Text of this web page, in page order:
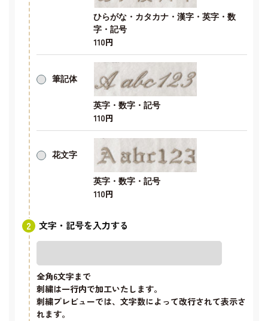
ひらがな・カタカナ・漢字・英字・数
字・記号
110円
筆記体
英字・数字・記号
110円
花文字
英字・数字・記号
110円
文字・記号を入力する
全角6文字まで
刺繍は一行内で加工いたします。
刺繍プレビューでは、文字数によって改行されて表示さ
れます。